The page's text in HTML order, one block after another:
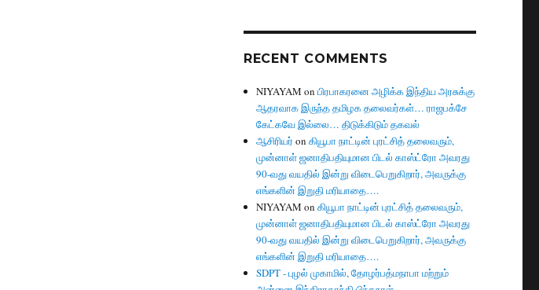
RECENT COMMENTS
NIYAYAM onபிரபாகரனை அழிக்க இந்திய அரசுக்கு
ஆதரவாக இருந்த தமிழக தலைவர்கள்… ராஜபக்சே
கேட்கவே இல்லை… திடுக்கிடும் தகவல்
ஆசிரியர் onகியூபா நாட்டின் புரட்சித் தலைவரும்,
முன்னாள் ஜனாதிபதியுமான பிடல் காஸ்ட்ரோ அவரது
90-வது வயதில் இன்று விடைபெறுகிறார், அவருக்கு
எங்களின் இறுதி மரியாதை….
NIYAYAM onகியூபா நாட்டின் புரட்சித் தலைவரும்,
முன்னாள் ஜனாதிபதியுமான பிடல் காஸ்ட்ரோ அவரது
90-வது வயதில் இன்று விடைபெறுகிறார், அவருக்கு
எங்களின் இறுதி மரியாதை….
SDPT - புழல் முகாமில், தோழர்பத்மநாபா மற்றும்